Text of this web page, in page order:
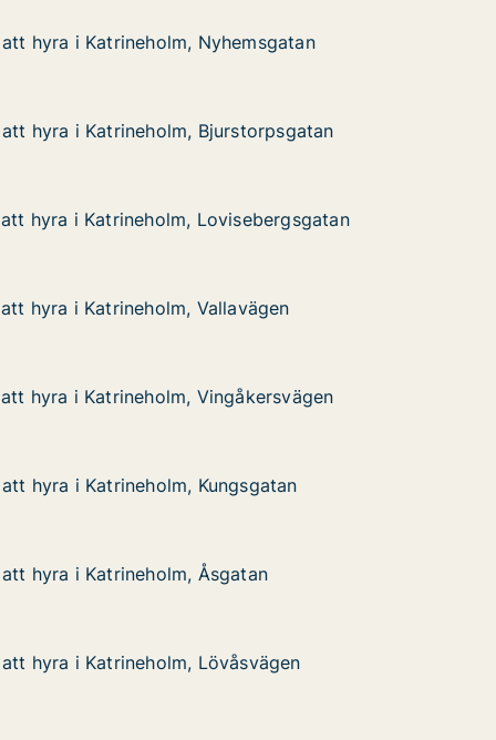
Nyhemsgatan
hyra i Katrineholm, Nyhemsgatan
hyra i Katrineholm, Nyhemsgatan
Bjurstorpsgatan
hyra i Katrineholm, Bjurstorpsgatan
hyra i Katrineholm, Bjurstorpsgatan
Lovisebergsgatan
hyra i Katrineholm, Lovisebergsgatan
hyra i Katrineholm, Lovisebergsgatan
Vallavägen
hyra i Katrineholm, Vallavägen
hyra i Katrineholm, Vallavägen
Vingåkersvägen
hyra i Katrineholm, Vingåkersvägen
hyra i Katrineholm, Vingåkersvägen
Kungsgatan
hyra i Katrineholm, Kungsgatan
hyra i Katrineholm, Kungsgatan
Åsgatan
hyra i Katrineholm, Åsgatan
hyra i Katrineholm, Åsgatan
Lövåsvägen
hyra i Katrineholm, Lövåsvägen
hyra i Katrineholm, Lövåsvägen